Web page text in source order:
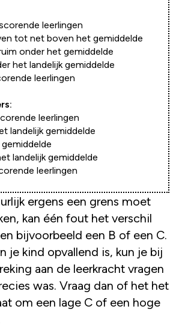
leerlingen
tot net boven het gemiddelde
onder het gemiddelde
het landelijk gemiddelde
leerlingen
leerlingen
landelijk gemiddelde
landelijk gemiddelde
leerlingen
ergens een grens moet
kan één fout het verschil
bijvoorbeeld een B of een C.
je kind opvallend is, kun je bij
aan de leerkracht vragen
was. Vraag dan of het het
om een lage C of een hoge